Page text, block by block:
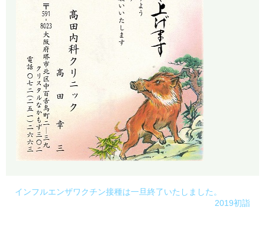
インフルエンザワクチン接種は一旦終了いたしました。
2019初詣